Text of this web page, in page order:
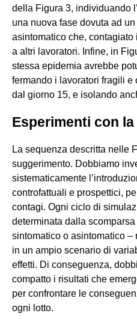
della Figura 3, individuando
una nuova fase dovuta ad
asintomatico che,
a altri lavoratori. Infine, in
stessa epidemia avrebbe
fermando i lavoratori fragili e
dal giorno 15, e isolando
Esperimenti con
La sequenza descritta nelle
suggerimento. Dobbiamo
sistematicamente
controfattuali e prospettici,
contagi. Ogni ciclo di
determinata dalla
sintomatico o asintomatico
in un ampio scenario di
effetti. Di conseguenza,
compatto i risultati che
per confrontare le
ogni lotto.